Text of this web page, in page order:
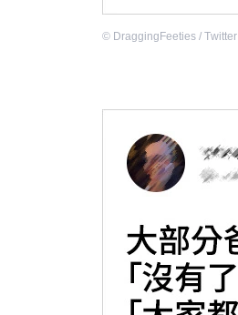
© DraggingFeeties / Тwitter